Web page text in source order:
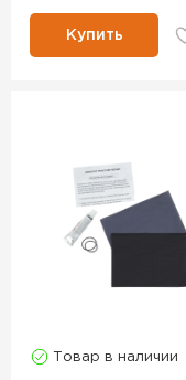
Купить
Товар в наличии